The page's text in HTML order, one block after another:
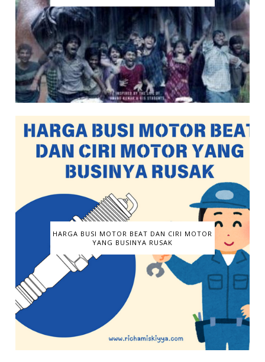
HARGA BUSI MOTOR BEAT DAN CIRI MOTOR
YANG BUSINYA RUSAK